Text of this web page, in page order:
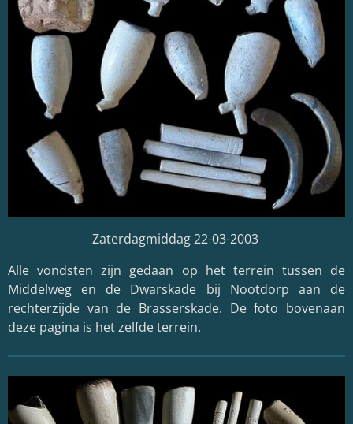
Zaterdagmiddag 22-03-2003
Alle vondsten zijn gedaan op het terrein tussen de
Middelweg en de Dwarskade bij Nootdorp aan de
rechterzijde van de Brasserskade. De foto bovenaan
deze pagina is het zelfde terrein.